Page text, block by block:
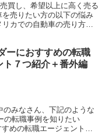
買し、希望以上に高く売る
売りたい方の以下の悩み
カでの自動車の売り方っ
ーにおすすめの転職
ト７つ紹介＋番外編
みなさん、下記のような
の転職事例を知りたい
めの転職エージェントを